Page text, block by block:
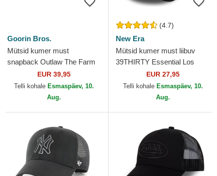
Goorin Bros.
Mütsid kumer must
snapback Outlaw The Farm
Goorin Bros.EUR 39,95
Telli kohale Esmaspäev, 10.
Aug.
(4.7)
New Era
Mütsid kumer must liibuv
39THIRTY Essential Los
Angeles Dodgers MLB New
Era
EUR 27,95
Telli kohale Esmaspäev, 10.
Aug.